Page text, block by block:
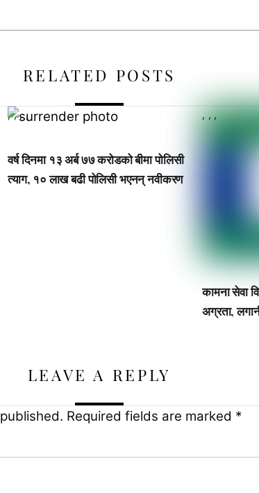
RELATED POSTS
,,,,
वर्ष दिनमा १३ अर्ब ७७ करोडको बीमा पोलिसी
त्याग, १० लाख बढी पोलिसी भएनन् नवीकरण
, ,,
कामना सेवा
अग्रता,
LEAVE A REPLY
Required fields are marked *